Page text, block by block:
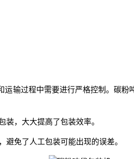
输过程中需要进行严格控制。碳
装，大大提高了包装效率。
免了人工包装可能出现的误差。